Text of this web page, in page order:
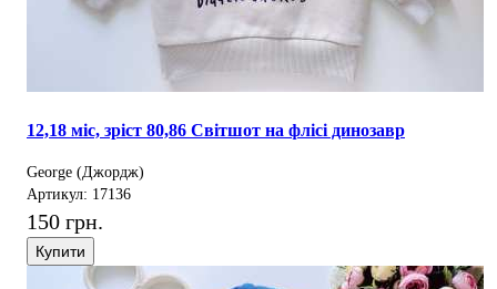
12,18 міс, зріст 80,86 Світшот на флісі динозавр
George (Джордж)
Артикул: 17136
150 грн.
Купити